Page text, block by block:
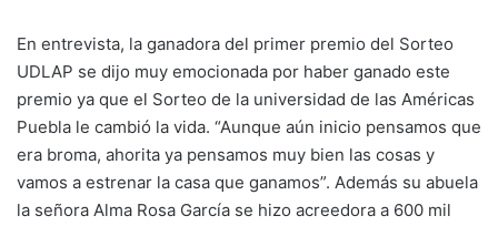
En entrevista, la ganadora del primer premio del Sorteo
UDLAP se dijo muy emocionada por haber ganado este
premio ya que el Sorteo de la universidad de las Américas
Puebla le cambió la vida. “Aunque aún inicio pensamos que
era broma, ahorita ya pensamos muy bien las cosas y
vamos a estrenar la casa que ganamos”. Además su abuela
la señora Alma Rosa García se hizo acreedora a 600 mil